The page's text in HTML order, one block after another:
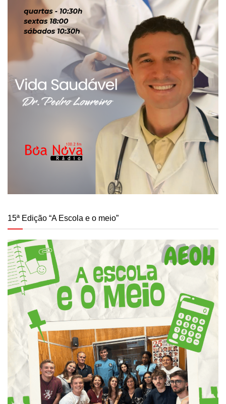
15ª Edição “A Escola e o meio”